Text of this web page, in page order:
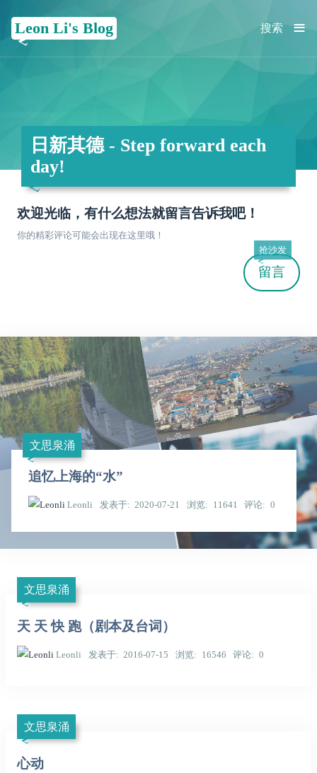
Leon Li's Blog ≡
搜索
日新其德 - Step forward each
day!
欢迎光临，有什么想法就留言告诉我吧！
你的精彩评论可能会出现在这里哦！
留言
抢沙发
文思泉涌
追忆上海的“水”
Leonli 发表于 2020-07-21 浏览 11641 评论 0
文思泉涌
天 天 快 跑（剧本及台词）
Leonli 发表于 2016-07-15 浏览 16546 评论 0
文思泉涌
心动